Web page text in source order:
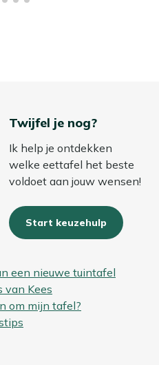
Twijfel je nog?
Ik help je ontdekken
welke eettafel het beste
voldoet aan jouw wensen!
Start keuzehulp
een nieuwe tuintafel
van Kees
om mijn tafel?